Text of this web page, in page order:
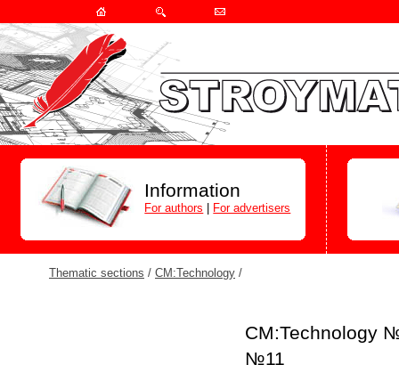
Information
For authors For advertisers
Thematic sections / СМ:Technology /
СМ:Technology
№11